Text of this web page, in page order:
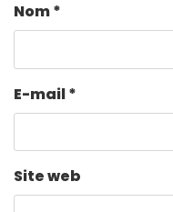
Nom*
E-mail*
Site web